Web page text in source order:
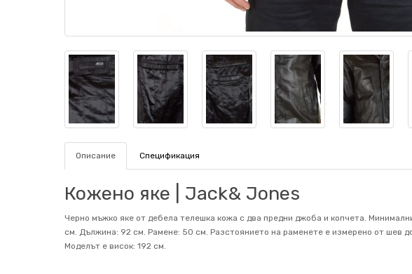
Описание Спецификация
Кожено яке | Jack& Jones
Черно мъжко яке от дебела телешка кожа с два предни джоба и копчета.
см. Дължина: 92 см. Рамене: 50 см. Разстоянието на раменете е измерено от шев
Mоделът е висок: 192 см.